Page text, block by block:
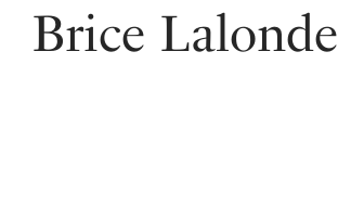
Brice Lalonde